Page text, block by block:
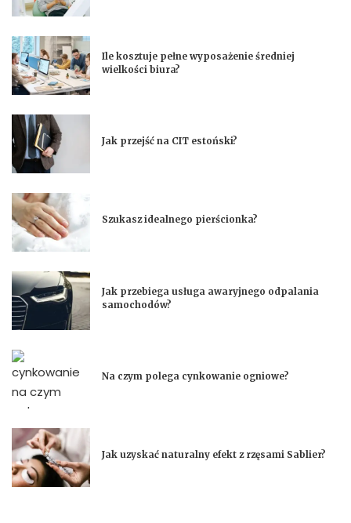
Ile kosztuje pełne wyposażenie średniej
wielkości biura?
Jak przejść na CIT estoński?
Szukasz idealnego pierścionka?
Jak przebiega usługa awaryjnego odpalania
samochodów?
Na czym polega cynkowanie ogniowe?
Jak uzyskać naturalny efekt z rzęsami Sablier?